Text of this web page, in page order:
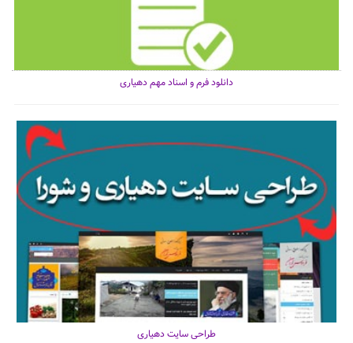
دانلود فرم و اسناد مهم دهیاری
طراحی سایت دهیاری